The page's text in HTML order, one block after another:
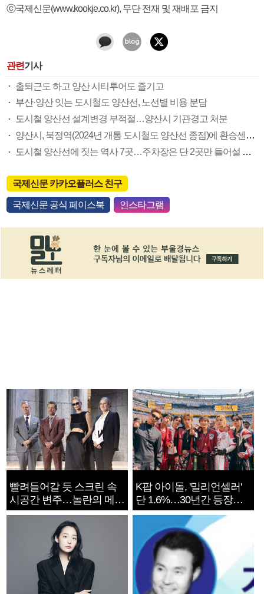
ⓒ국제신문(www.kookje.co.kr), 무단 전재 및 재배포 금지
관련기사
출퇴근도 하고 양산 시티투어도 즐기고
부산·양산 잇는 도시철도 양산선, 노선별 비용 분담
도시철 양산선 설계변경 부적절…양산시 기관경고 처분
양산시, 북정역(2024년 개통 도시철도 양산선 종점)에 환승센터 건립 추진
도시철 양산선에 짓는 역사 7곳…주차장은 단 2곳만 들어설 우려
국제신문 카카오플러스 친구
국제신문 공식 페이스북 인스타그램
빨려들어갈 듯 스크린 속
시공간 변주…놀란의 메시
지는 ‘전쟁 속죄’
K팝 아이돌, '밀리언셀러'
단 1.6%…30년간 등장
1182개팀 전수조사